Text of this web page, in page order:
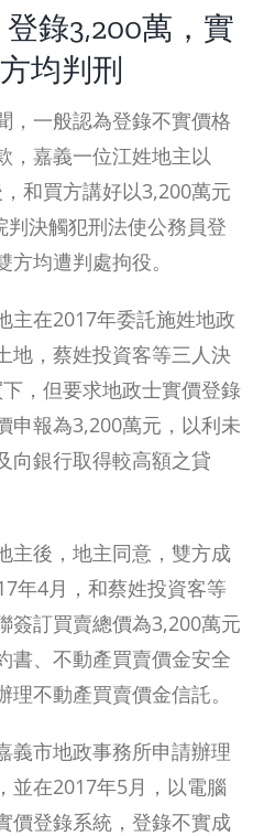
錄3,200萬，實
均判刑
，一般認為登錄不實價格
，嘉義一位江姓地主以
和買方講好以3,200萬元
決觸犯刑法使公務員登
均遭判處拘役。
主在2017年委託施姓地政
地，蔡姓投資客等三人決
，但要求地政士實價登錄
申報為3,200萬元，以利未
向銀行取得較高額之貸
主後，地主同意，雙方成
年4月，和蔡姓投資客等
簽訂買賣總價為3,200萬元
書、不動產買賣價金安全
不動產買賣價金信託。
義市地政事務所申請辦理
並在2017年5月，以電腦
價登錄系統，登錄不實成